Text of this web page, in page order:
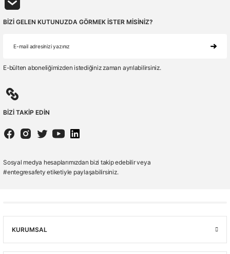
BİZİ GELEN KUTUNUZDA GÖRMEK İSTER MİSİNİZ?
E-bülten aboneliğimizden istediğiniz zaman ayrılabilirsiniz.
BİZİ TAKİP EDİN
Sosyal medya hesaplarımızdan bizi takip edebilir veya
#entegresafety etiketiyle paylaşabilirsiniz.
KURUMSAL